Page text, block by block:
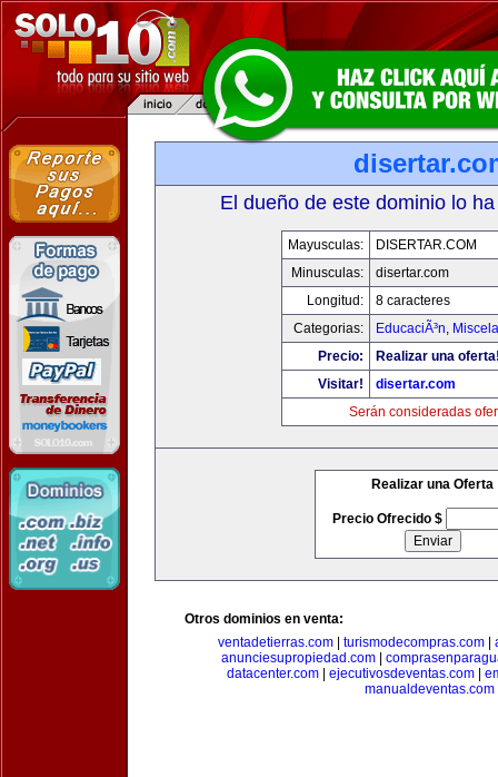
El dueño de este dominio lo
Mayusculas:
DISERTAR.COM
Minusculas:
disertar.com
Longitud:
8 caracteres
Categorias:
EducaciÃ³n,
Precio:
Realizar una
Visitar!
disertar.com
Serán consideradas
Realizar una Oferta
Precio Ofrecido $
Otros dominios en venta:
ventadetierras.com
turismodecompras.com
anunciesupropiedad.com|
datacenter.com
ejecutivosdeventas.com
manualdeventas.com